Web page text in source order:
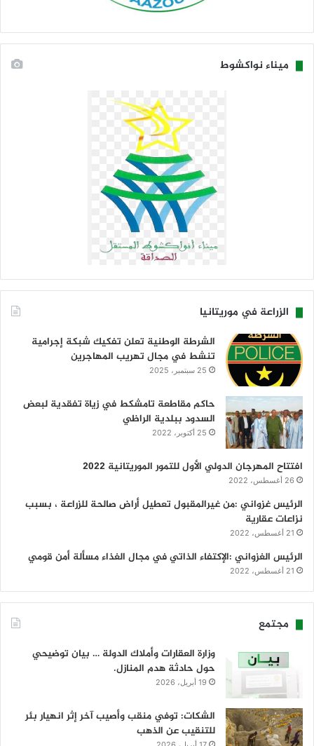
ميناء نواكشوط
الزراعة في موريتانيا
الشرطة الوطنية تعلن تفكيك شبكة إجرامية
تنشط في مجال تهريب المهاجرين
25 سبتمبر، 2025
حاكم مقاطعة تامشكط في زياة تفقدية لبعض
السدود ببلدية الراظي
25 أكتوبر، 2022
افتتاح المهرجان الدولي الأول للتمور الموريتانية 2022
26 أغسطس، 2022
الرئيس غزواني :من غيرالمقبول تعطيل أراض صالحة للزراعة ، بسبب
نزاعات عقارية
21 أغسطس، 2022
الرئيس الغزواني :الإكتفاء الذاتي في مجال الغذاء مسألة أمن قومي
21 أغسطس، 2022
مجتمع
وزارة العقارات وأملاك الدولة … بيان توضيحي
حول حادثة هدم المنازل.
19 أبريل، 2026
الشكات: توفي منقب وأصيب آخر إثر انهيار بئر
للتنقيب عن الذهب